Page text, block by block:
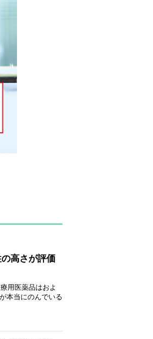
高さが評価
用医薬品はおよ
本当にのんでいる